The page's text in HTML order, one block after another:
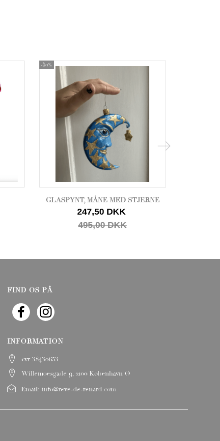
-50%
GLASPYNT, MÅNE MED STJERNE
247,50 DKK
495,00 DKK
FIND OS PÅ
INFORMATION
cvr 38430653
Willemoesgade 9, 2100 København Ø
Email:info@reve-de-renard.com